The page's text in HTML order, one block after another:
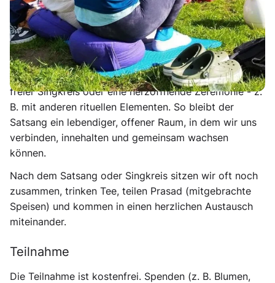
Mantrasingen und inspirierenden Texten. Gleichzeitig
lassen wir Raum für lebendige Abwandlungen - z. B.
findet bei gutem Wetter der Satsang auch draußen in
der Natur statt.
Manchmal entsteht aus dem gemeinsamen Sein ein
freier Singkreis oder eine herzöffnende Zeremonie - z.
B. mit anderen rituellen Elementen. So bleibt der
Satsang ein lebendiger, offener Raum, in dem wir uns
verbinden, innehalten und gemeinsam wachsen
können.
Nach dem Satsang oder Singkreis sitzen wir oft noch
zusammen, trinken Tee, teilen Prasad (mitgebrachte
Speisen) und kommen in einen herzlichen Austausch
miteinander.
Teilnahme
Die Teilnahme ist kostenfrei. Spenden (z. B. Blumen,